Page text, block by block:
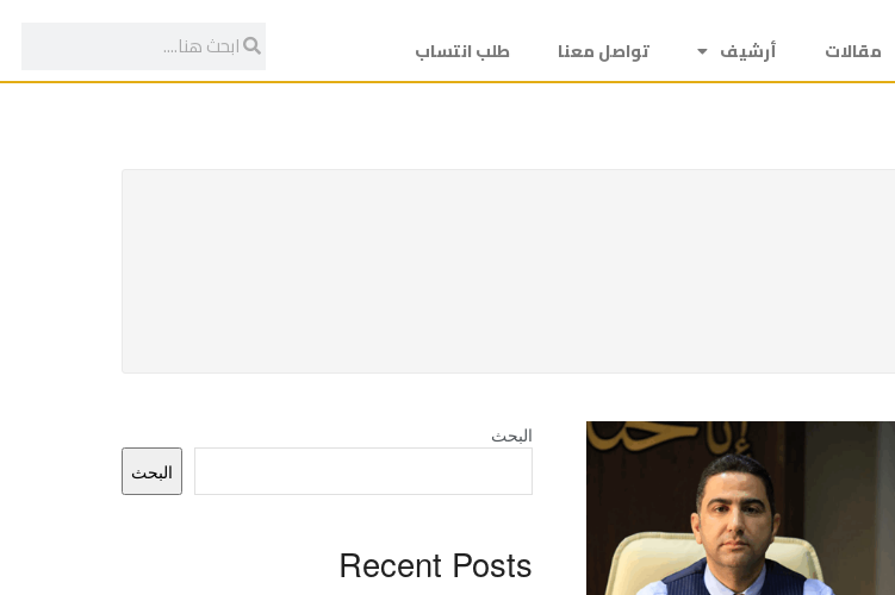
مقالات أرشيف تواصل معنا طلب انتساب
البحث
البحث
Recent Posts